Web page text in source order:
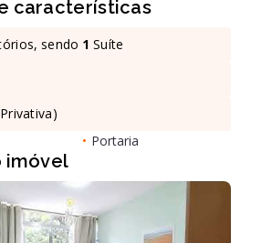
características
sendo 1 Suíte
Privativa)
• Portaria
imóvel